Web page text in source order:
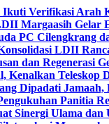
Ikuti Verifikasi Arah
Margaasih Gelar
PC Cilengkrang
LDII
dan Regenerasi
Teleskop
Dipadati
Panitia
Sinergi Ulama dan